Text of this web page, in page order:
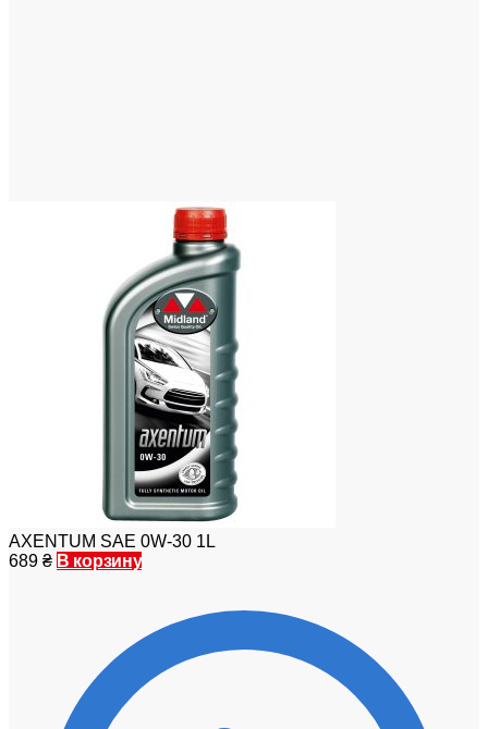
AXENTUM SAE 0W-30 1L
689 ₴ В корзину